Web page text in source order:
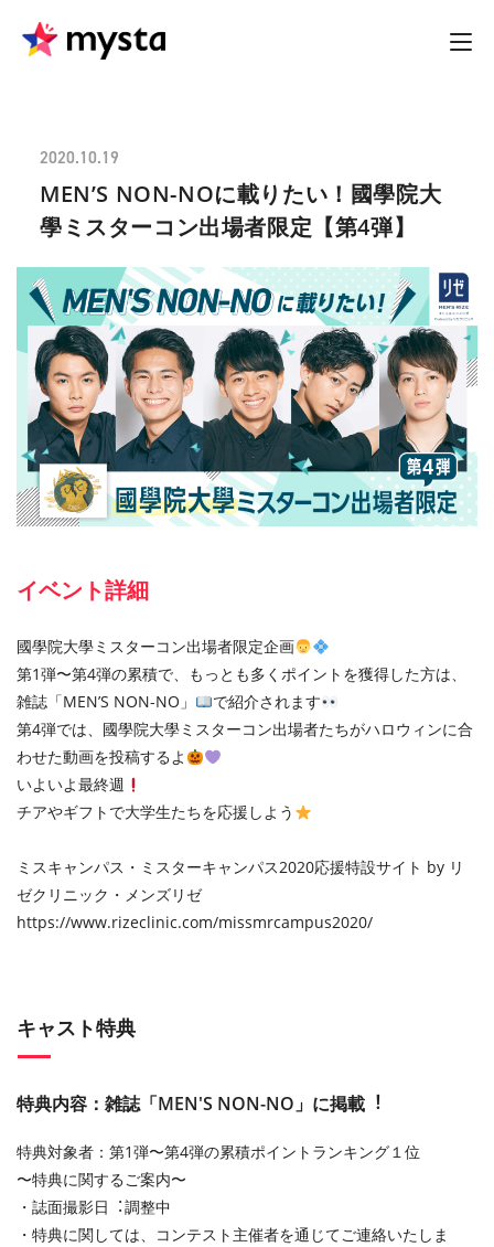
2020.10.19
MEN’S NON-NOに載りたい！國學院大
學ミスターコン出場者限定【第4弾】
イベント詳細
國學院大學ミスターコン出場者限定企画
第1弾〜第4弾の累積で、もっとも多くポイントを獲得した⽅は、
雑誌「MEN’S NON-NO」
で紹介されます
第4弾では、國學院大學ミスターコン出場者たちがハロウィンに合
わせた動画を投稿するよ
いよいよ最終週
チアやギフトで⼤学⽣たちを応援しよう
ミスキャンパス・ミスターキャンパス2020応援特設サイト by リ
ゼクリニック・メンズリゼ
https://www.rizeclinic.com/missmrcampus2020/
キャスト特典
特典内容：雑誌「MEN'S NON-NO」に掲載︕
特典対象者：第1弾〜第4弾の累積ポイントランキング１位
〜特典に関するご案内〜
・誌⾯撮影⽇︓調整中
・特典に関しては、コンテスト主催者を通じてご連絡いたしま